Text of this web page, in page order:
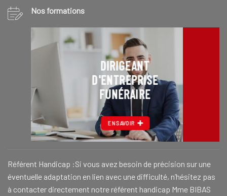
Nos formations
DIRIGEANT
D'ENTREPRISE
FUNÉRAIRE
EN SAVOIR
Référent Handicap :Si vous avez besoin de précision sur une
éventuelle adaptation en lien avec une difficulté, n’hésitez pas
à contacter directement notre référent handicap Mme BIBAS